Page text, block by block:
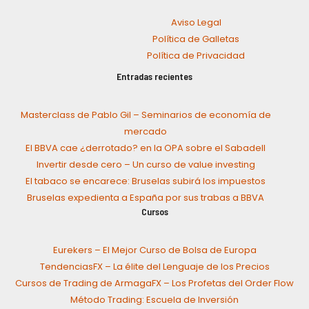
Aviso Legal
Política de Galletas
Política de Privacidad
Entradas recientes
Masterclass de Pablo Gil – Seminarios de economía de
mercado
El BBVA cae ¿derrotado? en la OPA sobre el Sabadell
Invertir desde cero – Un curso de value investing
El tabaco se encarece: Bruselas subirá los impuestos
Bruselas expedienta a España por sus trabas a BBVA
Cursos
Eurekers – El Mejor Curso de Bolsa de Europa
TendenciasFX – La élite del Lenguaje de los Precios
Cursos de Trading de ArmagaFX – Los Profetas del Order Flow
Método Trading: Escuela de Inversión